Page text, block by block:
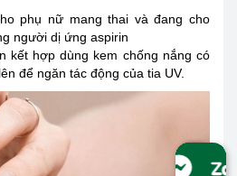
phụ nữ mang thai và đang cho
người dị ứng aspirin
kết hợp dùng kem chống nắng có
để ngăn tác động của tia UV.